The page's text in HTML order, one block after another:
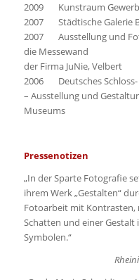
2009 Kunstraum
2007 Städtische Galerie
2007 Ausstellung und
die Messewand
der Firma JuNie, Velbert
2006 Deutsches Schloss-
– Ausstellung und
Museums
Pressenotizen
„In der Sparte Fotografie
ihrem Werk „Gestalten“
Fotoarbeit mit Kontrasten,
Schatten und einer
Symbolen.“